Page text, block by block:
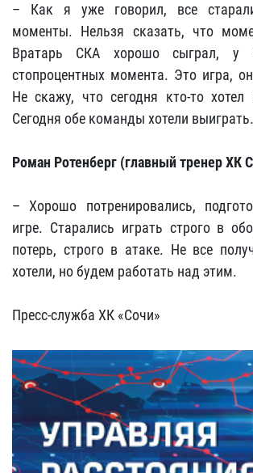
– Как я уже говорил, все
моменты. Нельзя сказать, что
Вратарь СКА хорошо сыграл, у
стопроцентных момента. Это игра,
Не скажу, что сегодня кто-то хотел
Сегодня обе команды хотели выиграть.
Роман Ротенберг (главный тренер ХК
– Хорошо потренировались,
игре. Старались играть строго в
потерь, строго в атаке. Не все
хотели, но будем работать над этим.
Пресс-служба ХК «Сочи»